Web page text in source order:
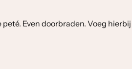
Even doorbraden. Voeg